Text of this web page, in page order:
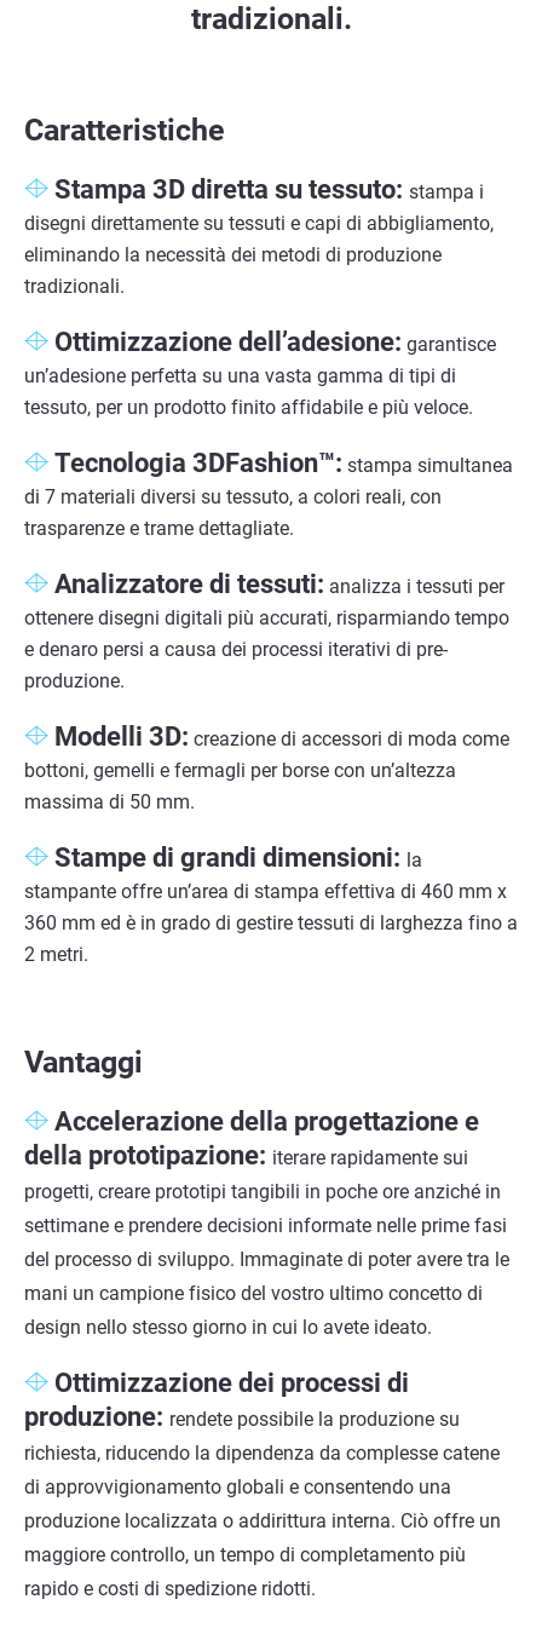
tradizionali.
Caratteristiche
Stampa 3D diretta su tessuto: stampa i
disegni direttamente su tessuti e capi di abbigliamento,
eliminando la necessità dei metodi di produzione
tradizionali.
Ottimizzazione dell’adesione: garantisce
un’adesione perfetta su una vasta gamma di tipi di
tessuto, per un prodotto finito affidabile e più veloce.
Tecnologia 3DFashion™: stampa simultanea
di 7 materiali diversi su tessuto, a colori reali, con
trasparenze e trame dettagliate.
Analizzatore di tessuti: analizza i tessuti per
ottenere disegni digitali più accurati, risparmiando tempo
e denaro persi a causa dei processi iterativi di pre-
produzione.
Modelli 3D: creazione di accessori di moda come
bottoni, gemelli e fermagli per borse con un’altezza
massima di 50 mm.
Stampe di grandi dimensioni: la
stampante offre un’area di stampa effettiva di 460 mm x
360 mm ed è in grado di gestire tessuti di larghezza fino a
2 metri.
Vantaggi
Accelerazione della progettazione e
della prototipazione: iterare rapidamente sui
progetti, creare prototipi tangibili in poche ore anziché in
settimane e prendere decisioni informate nelle prime fasi
del processo di sviluppo. Immaginate di poter avere tra le
mani un campione fisico del vostro ultimo concetto di
design nello stesso giorno in cui lo avete ideato.
Ottimizzazione dei processi di
produzione: rendete possibile la produzione su
richiesta, riducendo la dipendenza da complesse catene
di approvvigionamento globali e consentendo una
produzione localizzata o addirittura interna. Ciò offre un
maggiore controllo, un tempo di completamento più
rapido e costi di spedizione ridotti.